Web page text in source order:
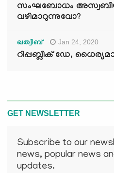
സംഘബോധം
വഴിമാറുന്നുവോ?
ഖത്വീബ് Jan 24, 2020
റിപ്പബ്ലിക് ഡേ,
GET NEWSLETTER
Subscribe to our
news, popular news
updates.